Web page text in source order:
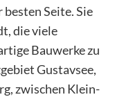
Seite. Sie
die viele
Bauwerke zu
Gustavsee,
zwischen Klein-